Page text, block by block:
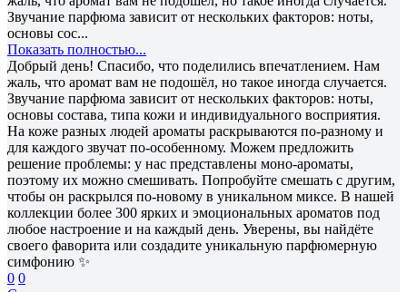
Звучание парфюма зависит от нескольких факторов: ноты,
основы сос...
Показать полностью...
Добрый день! Спасибо, что поделились впечатлением. Нам
жаль, что аромат вам не подошёл, но такое иногда случается.
Звучание парфюма зависит от нескольких факторов: ноты,
основы состава, типа кожи и индивидуального восприятия.
На коже разных людей ароматы раскрываются по-разному и
для каждого звучат по-особенному. Можем предложить
решение проблемы: у нас представлены моно-ароматы,
поэтому их можно смешивать. Попробуйте смешать с другим,
чтобы он раскрылся по-новому в уникальном миксе. В нашей
коллекции более 300 ярких и эмоциональных ароматов под
любое настроение и на каждый день. Уверены, вы найдёте
своего фаворита или создадите уникальную парфюмерную
симфонию ✨
0 0